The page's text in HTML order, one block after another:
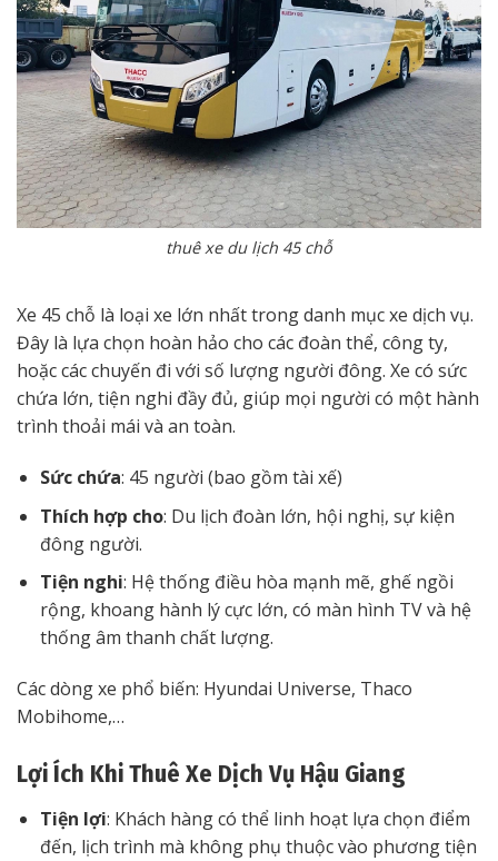
thuê xe du lịch 45 chỗ
Xe 45 chỗ là loại xe lớn nhất trong danh mục xe dịch vụ.
Đây là lựa chọn hoàn hảo cho các đoàn thể, công ty,
hoặc các chuyến đi với số lượng người đông. Xe có sức
chứa lớn, tiện nghi đầy đủ, giúp mọi người có một hành
trình thoải mái và an toàn.
Sức chứa: 45 người (bao gồm tài xế)
Thích hợp cho: Du lịch đoàn lớn, hội nghị, sự kiện
đông người.
Tiện nghi: Hệ thống điều hòa mạnh mẽ, ghế ngồi
rộng, khoang hành lý cực lớn, có màn hình TV và hệ
thống âm thanh chất lượng.
Các dòng xe phổ biến: Hyundai Universe, Thaco
Mobihome,…
Lợi Ích Khi Thuê Xe Dịch Vụ Hậu Giang
Tiện lợi: Khách hàng có thể linh hoạt lựa chọn điểm
đến, lịch trình mà không phụ thuộc vào phương tiện